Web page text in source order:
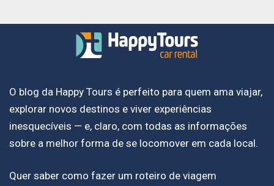
O blog da Happy Tours é perfeito para quem ama viajar,
explorar novos destinos e viver experiências
inesquecíveis — e, claro, com todas as informações
sobre a melhor forma de se locomover em cada local.
Quer saber como fazer um roteiro de viagem